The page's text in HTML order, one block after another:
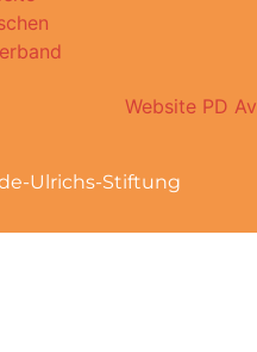
Ulrichs-Stiftung